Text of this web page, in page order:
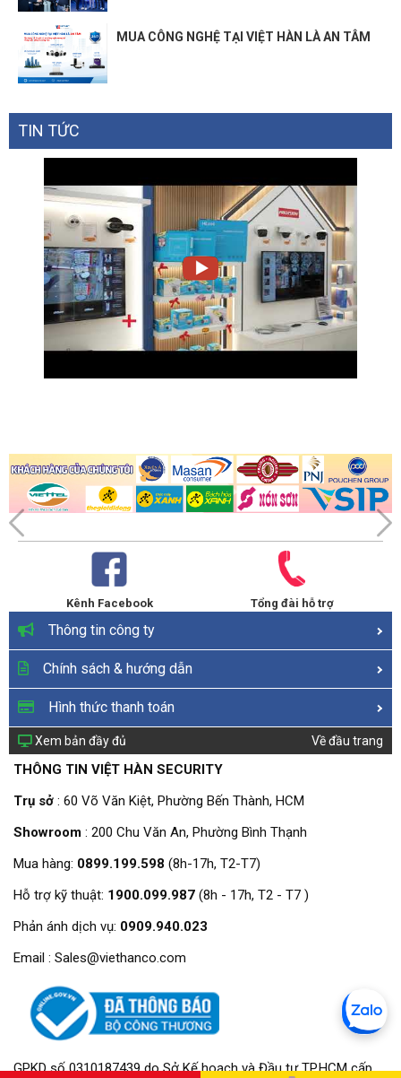
MUA CÔNG NGHỆ TẠI VIỆT HÀN LÀ AN TÂM
TIN TỨC
Kênh Facebook Tổng đài hỗ trợ
Thông tin công ty
Chính sách & hướng dẫn
Hình thức thanh toán
Xem bản đầy đủ Về đầu trang
THÔNG TIN VIỆT HÀN SECURITY
Trụ sở : 60 Võ Văn Kiệt, Phường Bến Thành, HCM
Showroom : 200 Chu Văn An, Phường Bình Thạnh
Mua hàng: 0899.199.598 (8h-17h, T2-T7)
Hỗ trợ kỹ thuật: 1900.099.987 (8h - 17h, T2 - T7 )
Phản ánh dịch vụ: 0909.940.023
Email : Sales@viethanco.com
GPKD số 0310187439 do Sở Kế hoạch và Đầu tư TP.HCM cấp